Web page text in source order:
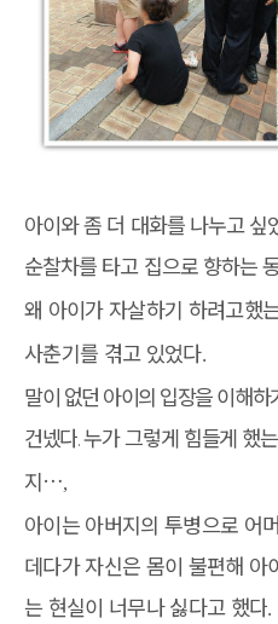
아이와 좀 더 대화를 나누고
순찰차를 타고 집으로 향하는
왜 아이가 자살하기 하려고했
사춘기를 겪고 있었다.
말이 없던 아이의 입장을 이해
건넸다.누가 그렇게 힘들게 했
지…,
아이는 아버지의 투병으로 어
데다가 자신은 몸이 불편해
는 현실이 너무나 싫다고 했다.